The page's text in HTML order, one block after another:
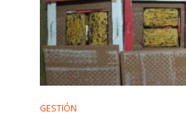
GESTIÓN